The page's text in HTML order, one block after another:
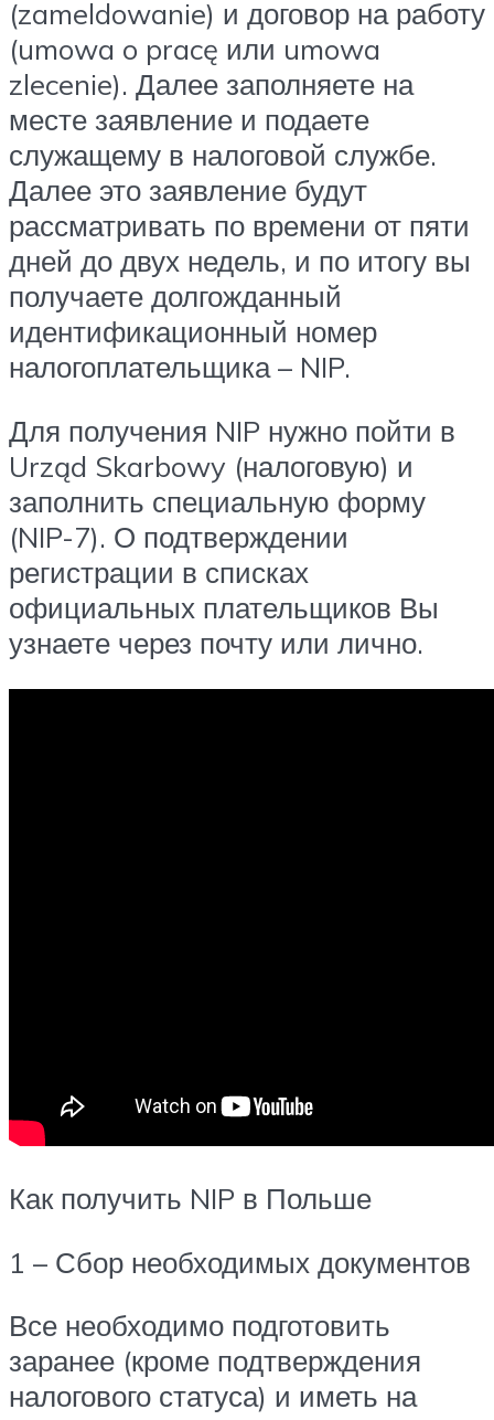
(zameldowanie) и договор на работу
(umowa o pracę или umowa
zlecenie). Далее заполняете на
месте заявление и подаете
служащему в налоговой службе.
Далее это заявление будут
рассматривать по времени от пяти
дней до двух недель, и по итогу вы
получаете долгожданный
идентификационный номер
налогоплательщика – NIP.
Для получения NIP нужно пойти в
Urząd Skarbowy (налоговую) и
заполнить специальную форму
(NIP-7). О подтверждении
регистрации в списках
официальных плательщиков Вы
узнаете через почту или лично.
Как получить NIP в Польше
1 – Сбор необходимых документов
Все необходимо подготовить
заранее (кроме подтверждения
налогового статуса) и иметь на